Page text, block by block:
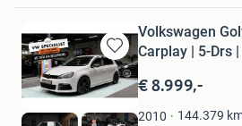
Bewaren
in
Mijn
Favorieten
Volkswagen
Carplay | 5-Drs
€ 8.999,-
2010 144.379